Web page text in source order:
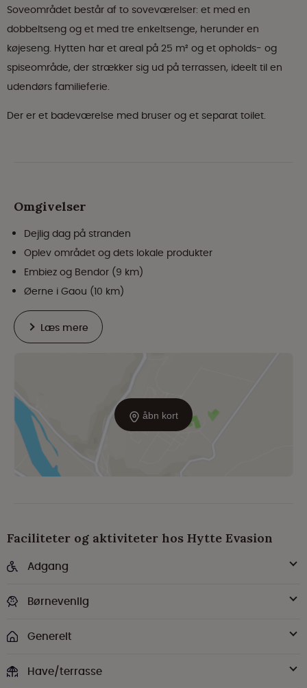
Soveområdet består af to soveværelser: et med en
dobbeltseng og et med tre enkeltsenge, herunder en
køjeseng. Hytten har et areal på 25 m² og et opholds- og
spiseområde, der strækker sig ud på terrassen, ideelt til en
udendørs familieferie.
Der er et badeværelse med bruser og et separat toilet.
åbn kort
Omgivelser
Dejlig dag på stranden
Oplev området og dets lokale produkter
Embiez og Bendor (9 km)
Øerne i Gaou (10 km)
Læs mere
Faciliteter og aktiviteter hos Hytte Evasion
Adgang
Børnevenlig
Generelt
Have/terrasse